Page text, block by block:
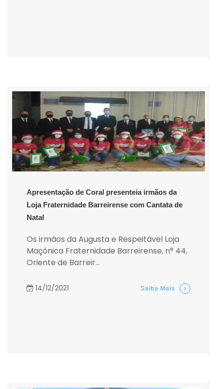
Apresentação de Coral presenteia irmãos da
Loja Fraternidade Barreirense com Cantata de
Natal
Os irmãos da Augusta e Respeitável Loja
Maçônica Fraternidade Barreirense, n° 44,
Oriente de Barreir...
14/12/2021 Saiba Mais